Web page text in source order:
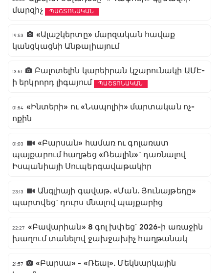
մարզիչ
ՊԱՇՏՈՆԱԿԱՆ
19:53
«Ալաշկերտը» մարզական հավաք
կանցկացնի Անթալիայում
13:51
Բալոտելին կարեիրան կշարունակի ԱՄԷ-
ի երկրորդ լիգայում
ՊԱՇՏՈՆԱԿԱՆ
01:54 «Ինտերի» ու «Նապոլիի» մարտական ոչ-
ոքին
01:03
«Բարսան» համառ ու գոլառատ
պայքարում հաղթեց «Ռեալին»` դառնալով
Իսպանիայի Սուպերգավաթակիր
23:13
Անգլիայի գավաթ. «Ման. Յունայթեդը»
պարտվեց` դուրս մնալով պայքարից
22:27 «Բավարիան» 8 գոլ խփեց` 2026-ի առաջին
խաղում տանելով ջախջախիչ հաղթանակ
21:57
«Բարսա» - «Ռեալ». Մեկնարկային